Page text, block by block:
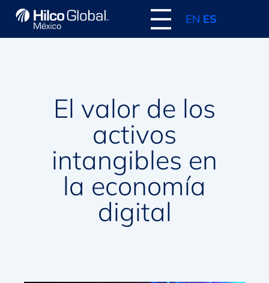
EN ES
El valor de los
activos
intangibles en
la economía
digital